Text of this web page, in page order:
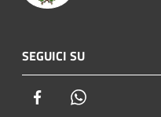
SEGUICI SU
Facebook